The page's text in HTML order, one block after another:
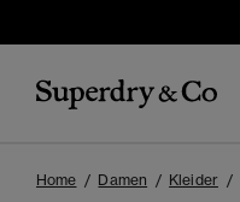
Home Damen Kleider